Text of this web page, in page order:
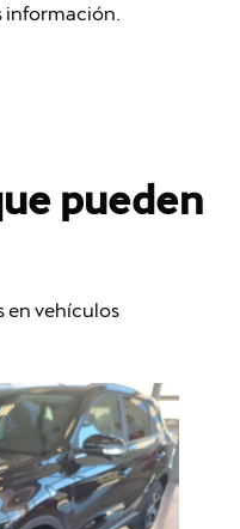
información.
pueden
en vehículos